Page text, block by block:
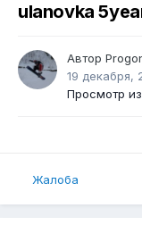
ulanovka
Автор
19 декабря,
Просмотр
Жалоба